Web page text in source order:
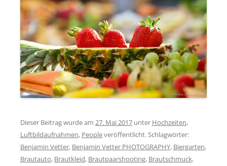
Dieser Beitrag wurde am 27. Mai 2017unter Hochzeiten,
Luftbildaufnahmen, Peopleveröffentlicht. Schlagwörter:
Benjamin Vetter, Benjamin Vetter PHOTOGRAPHY, Biergarten,
Brautauto, Brautkleid, Brautpaarshooting, Brautschmuck,